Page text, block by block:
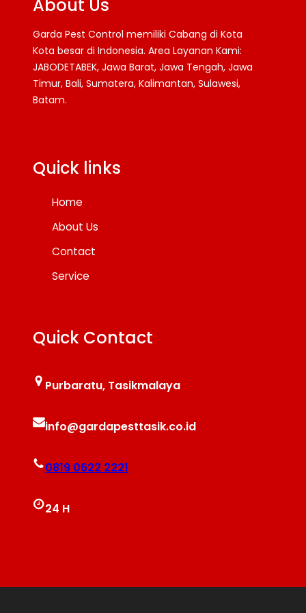
About Us
Garda Pest Control memiliki Cabang di Kota
Kota besar di Indonesia. Area Layanan Kami:
JABODETABEK, Jawa Barat, Jawa Tengah, Jawa
Timur, Bali, Sumatera, Kalimantan, Sulawesi,
Batam.
Quick links
Home
About Us
Contact
Service
Quick Contact
Purbaratu, Tasikmalaya
info@gardapesttasik.co.id
0819 0622 2221
24 H